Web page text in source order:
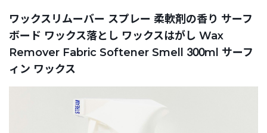
ワックスリムーバー スプレー 柔軟剤の香り サーフ
ボード ワックス落とし ワックスはがし Wax
Remover Fabric Softener Smell 300ml サーフ
ィン ワックス